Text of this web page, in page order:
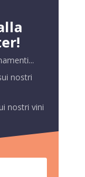
nostri
nostri vini